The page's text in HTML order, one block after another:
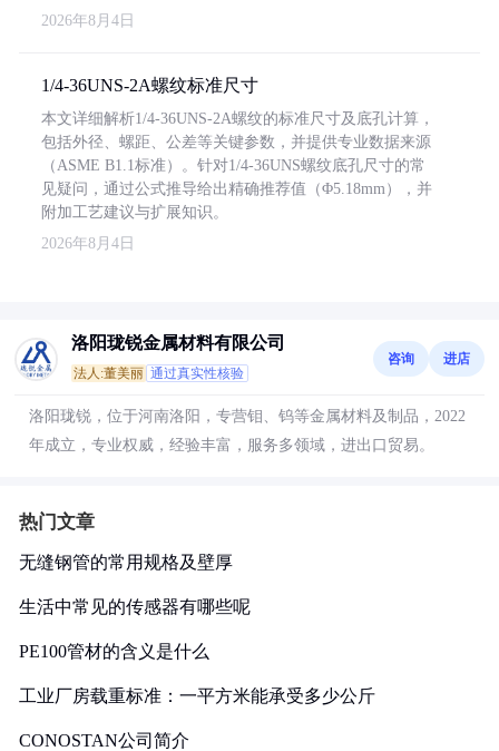
2026年8月4日
1/4-36UNS-2A螺纹标准尺寸
本文详细解析1/4-36UNS-2A螺纹的标准尺寸及底孔计算，
包括外径、螺距、公差等关键参数，并提供专业数据来源
（ASME B1.1标准）。针对1/4-36UNS螺纹底孔尺寸的常
见疑问，通过公式推导给出精确推荐值（Φ5.18mm），并
附加工艺建议与扩展知识。
2026年8月4日
洛阳珑锐金属材料有限公司
法人:董美丽 通过真实性核验
咨询 进店
洛阳珑锐，位于河南洛阳，专营钼、钨等金属材料及制品，2022
年成立，专业权威，经验丰富，服务多领域，进出口贸易。
热门文章
无缝钢管的常用规格及壁厚
生活中常见的传感器有哪些呢
PE100管材的含义是什么
工业厂房载重标准：一平方米能承受多少公斤
CONOSTAN公司简介